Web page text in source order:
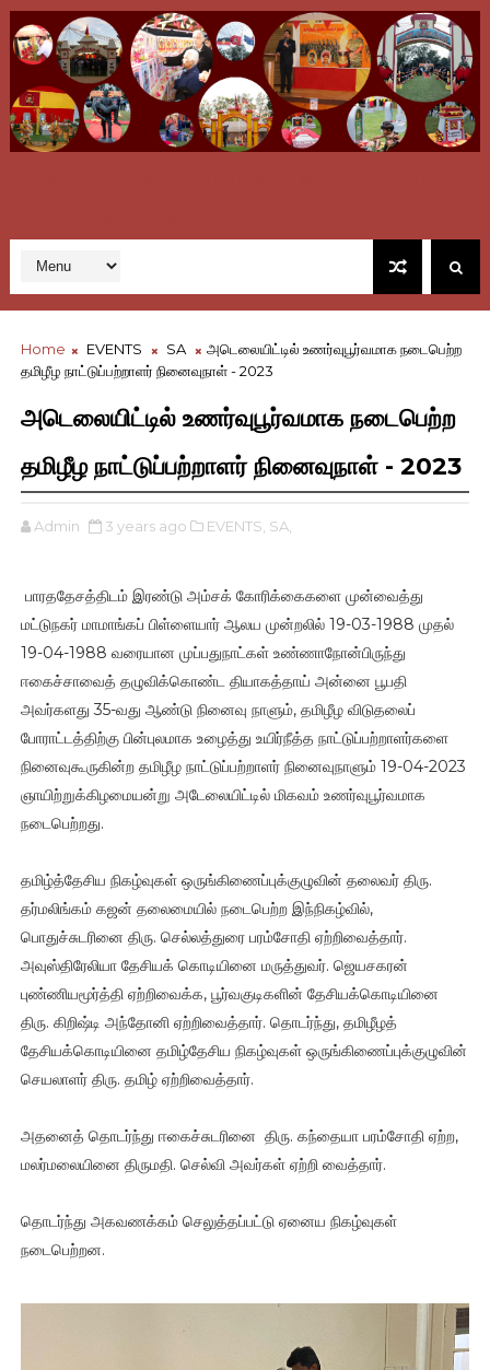
Home EVENTS SA
அடெலையிட்டில் உணர்வுபூர்வமாக நடைபெற்ற
தமிழீழ நாட்டுப்பற்றாளர் நினைவுநாள் - 2023
அடெலையிட்டில் உணர்வுபூர்வமாக நடைபெற்ற
தமிழீழ நாட்டுப்பற்றாளர் நினைவுநாள் - 2023
Admin 3 years ago EVENTS, SA,
பாரததேசத்திடம் இரண்டு அம்சக் கோரிக்கைகளை முன்வைத்து
மட்டுநகர் மாமாங்கப் பிள்ளையார் ஆலய முன்றலில் 19-03-1988 முதல்
19-04-1988 வரையான முப்பதுநாட்கள் உண்ணாநோன்பிருந்து
ஈகைச்சாவைத் தழுவிக்கொண்ட தியாகத்தாய் அன்னை பூபதி
அவர்களது 35-வது ஆண்டு நினைவு நாளும், தமிழீழ விடுதலைப்
போராட்டத்திற்கு பின்புலமாக உழைத்து உயிர்நீத்த நாட்டுப்பற்றாளர்களை
நினைவுகூருகின்ற தமிழீழ நாட்டுப்பற்றாளர் நினைவுநாளும் 19-04-2023
ஞாயிற்றுக்கிழமையன்று அடேலையிட்டில் மிகவம் உணர்வுபூர்வமாக
நடைபெற்றது.
தமிழ்த்தேசிய நிகழ்வுகள் ஒருங்கிணைப்புக்குழுவின் தலைவர் திரு.
தர்மலிங்கம் கஜன் தலைமையில் நடைபெற்ற இந்நிகழ்வில்,
பொதுச்சுடரினை திரு. செல்லத்துரை பரம்சோதி ஏற்றிவைத்தார்.
அவுஸ்திரேலியா தேசியக் கொடியினை மருத்துவர். ஜெயசகரன்
புண்ணியமூர்த்தி ஏற்றிவைக்க, பூர்வகுடிகளின் தேசியக்கொடியினை
திரு. கிறிஷ்டி அந்தோனி ஏற்றிவைத்தார். தொடர்ந்து, தமிழீழத்
தேசியக்கொடியினை தமிழ்தேசிய நிகழ்வுகள் ஒருங்கிணைப்புக்குழுவின்
செயலாளர் திரு. தமிழ் ஏற்றிவைத்தார்.
அதனைத் தொடர்ந்து ஈகைச்சுடரினை திரு. கந்தையா பரம்சோதி ஏற்ற,
மலர்மலையினை திருமதி. செல்வி அவர்கள் ஏற்றி வைத்தார்.
தொடர்ந்து அகவணக்கம் செலுத்தப்பட்டு ஏனைய நிகழ்வுகள்
நடைபெற்றன.